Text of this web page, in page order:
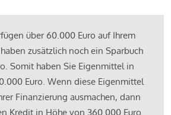
über 60.000 Euro auf Ihrem
zusätzlich noch ein Sparbuch
Somit haben Sie Eigenmittel in
Euro. Wenn diese Eigenmittel
Finanzierung ausmachen, dann
Kredit in Höhe von 360.000 Euro